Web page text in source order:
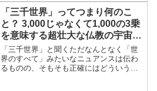
歴史上いくつかの暦法が使われてきまし
た。本記事ではそんな旧暦の概要と、導
入された暦法の種類を解説します。
「三千世界」ってつまり何のこ
と？ 3,000じゃなくて1,000の3乗
を意味する超壮大な仏教の宇宙
観！
「三千世界」と聞くただなんとなく「世
界のすべて」みたいなニュアンスは伝わ
るものの、そもそも正確にはどういう意